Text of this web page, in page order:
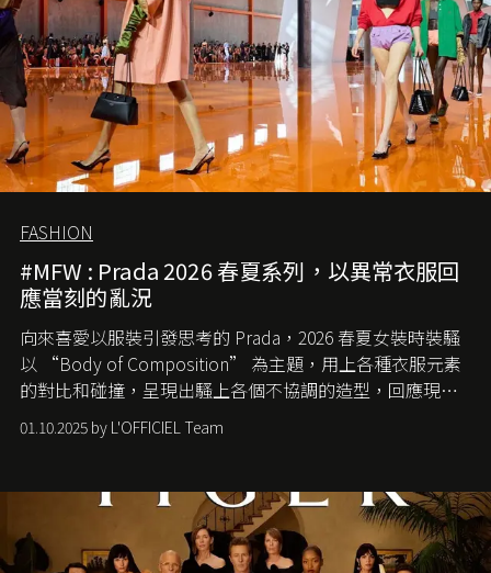
FASHION
#MFW : Prada 2026 春夏系列，以異常衣服回
應當刻的亂況
向來喜愛以服裝引發思考的 Prada，2026 春夏女裝時裝騷
以 “Body of Composition” 為主題，用上各種衣服元素
的對比和碰撞，呈現出騷上各個不協調的造型，回應現今
社會各種資訊、文化超載的現象。
01.10.2025 by L'OFFICIEL Team